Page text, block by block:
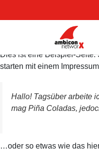
Dies ist eine Beispiel-Seite.
starten mit einem
Hallo! Tagsüber arbeite
mag Piña Coladas,
…oder so etwas wie das